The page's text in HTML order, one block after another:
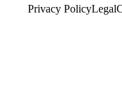
Privacy PolicyLegal